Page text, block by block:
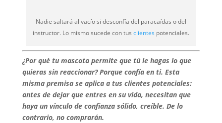
Nadie saltará al vacío si desconfía del paracaídas o del
instructor. Lo mismo sucede con tus clientes potenciales.
¿Por qué tu mascota permite que tú le hagas lo que
quieras sin reaccionar? Porque confía en ti. Esta
misma premisa se aplica a tus clientes potenciales:
antes de dejar que entres en su vida, necesitan que
haya un vínculo de confianza sólido, creíble. De lo
contrario, no comprarán.